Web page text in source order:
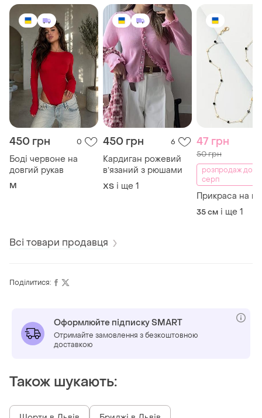
450 грн 0
Боді червоне на
довгий рукав
M
450 грн 6
Кардиган рожевий
вʼязаний з рюшами
ХS і ще 1
47 грн
50 грн
розпродаж до 10
серп
Прикраса на
35 см і ще 1
Всі товари продавця
Поділитися:
Оформлюйте підписку SMART
Отримайте замовлення з безкоштовною
доставкою
Також шукають: